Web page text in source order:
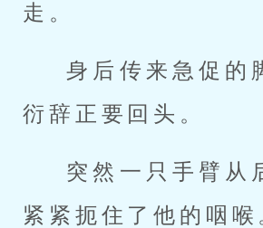
走。
身后传来急促的
衍辞正要回头。
突然一只手臂从
紧紧扼住了他的咽喉